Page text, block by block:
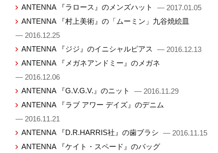
ANTENNA 『ラロース』のメンズハット
— 2017.01.05
ANTENNA 『村上美術』の「ムーミン」九谷焼絵皿
— 2016.12.25
ANTENNA 『ジジ』のイニシャルピアス
— 2016.12.13
ANTENNA 『メガネアンドミー』のメガネ
— 2016.12.06
ANTENNA 『G.V.G.V.』のニット
— 2016.11.29
ANTENNA 『ラブ アワー デイズ』のデニム
— 2016.11.21
ANTENNA 『D.R.HARRIS社』の歯ブラシ — 2016.11.15
ANTENNA 『ケイト・スペード』のバッグ